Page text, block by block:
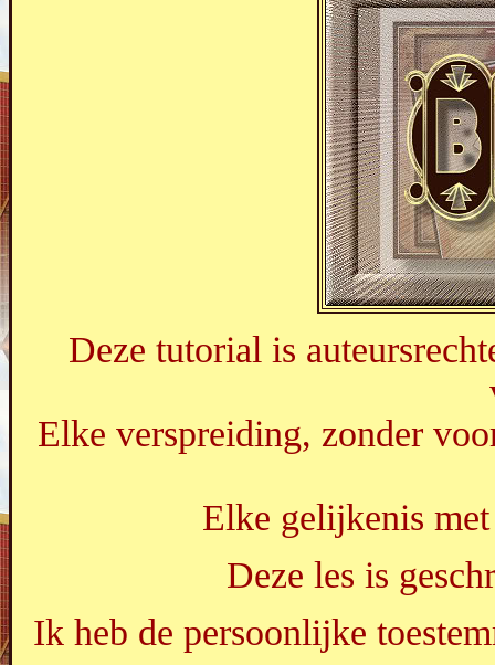
Deze tutorial is
Elke verspreiding, zonder
Elke gelijkenis
Deze les is
Ik heb de persoonlijke